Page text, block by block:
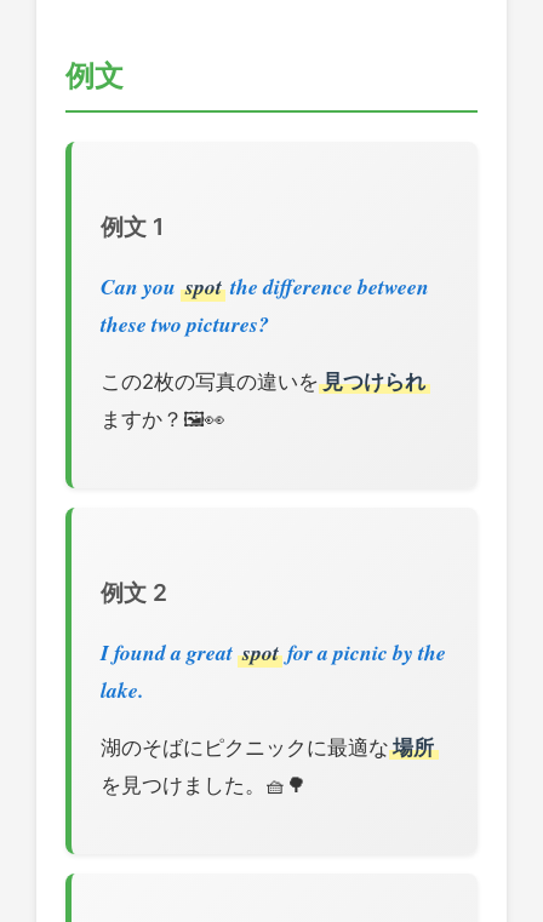
例文
例文 1
Can you spot the difference between
these two pictures?
この2枚の写真の違いを 見つけられ
ますか？🖼️👀
例文 2
I found a great spot for a picnic by the
lake.
湖のそばにピクニックに最適な 場所
を見つけました。🧺🌳